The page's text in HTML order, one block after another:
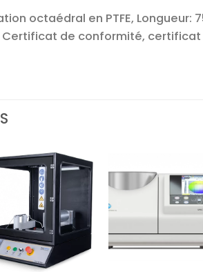
octaédral en PTFE, Longueur:
de conformité, certificat
Ajouter
à la liste
d’envies